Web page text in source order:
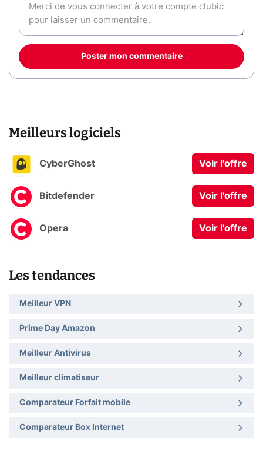
Poster mon commentaire
Meilleurs logiciels
CyberGhost Voir l'offre
Bitdefender Voir l'offre
Opera Voir l'offre
Les tendances
Meilleur VPN
Prime Day Amazon
Meilleur Antivirus
Meilleur climatiseur
Comparateur Forfait mobile
Comparateur Box Internet